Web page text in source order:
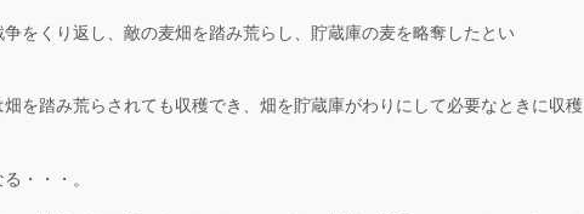
をくり返し、敵の麦畑を踏み荒らし、貯蔵庫の麦を略奪したとい
を踏み荒らされても収穫でき、畑を貯蔵庫がわりにして必要なときに収穫
・・・。